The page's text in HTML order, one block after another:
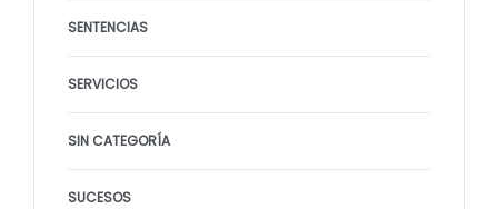
SENTENCIAS
SERVICIOS
SIN CATEGORÍA
SUCESOS